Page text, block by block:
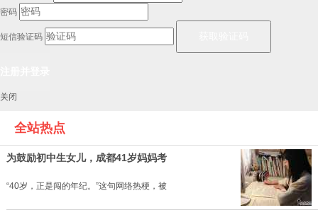
密码
短信验证码
关闭
全站热点
为鼓励初中生女儿，成都41岁妈妈考
“40岁，正是闯的年纪。”这句网络热梗，被